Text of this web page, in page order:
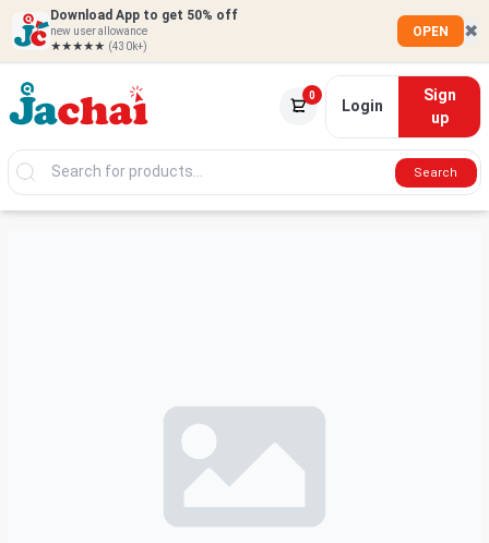
Download App to get 50% off
new user allowance
★★★★★ (430k+)
OPEN ✖
0
Login
Sign
up
Search